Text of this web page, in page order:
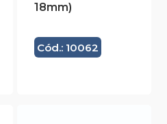
18mm)
Cód.: 10062